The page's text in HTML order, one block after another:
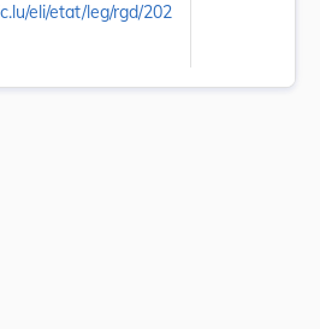
eli/etat/leg/rgd/202